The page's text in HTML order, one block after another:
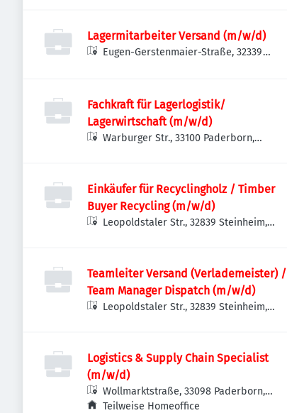
Lagermitarbeiter Versand (m/w/d)
Eugen-Gerstenmaier-Straße, 32339
Fachkraft für Lagerlogistik/
Lagerwirtschaft (m/w/d)
Warburger Str., 33100 Paderborn,
Einkäufer für Recyclingholz / Timber
Buyer Recycling (m/w/d)
Leopoldstaler Str., 32839 Steinheim,
Teamleiter Versand (Verlademeister) /
Team Manager Dispatch (m/w/d)
Leopoldstaler Str., 32839 Steinheim,
Logistics & Supply Chain Specialist
(m/w/d)
Wollmarktstraße, 33098 Paderborn,
Deutschland
Teilweise Homeoffice